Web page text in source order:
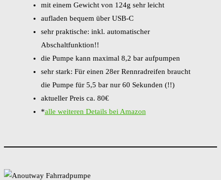
mit einem Gewicht von 124g sehr leicht
aufladen bequem über USB-C
sehr praktische: inkl. automatischer
Abschaltfunktion!!
die Pumpe kann maximal 8,2 bar aufpumpen
sehr stark: Für einen 28er Rennradreifen braucht
die Pumpe für 5,5 bar nur 60 Sekunden (!!)
aktueller Preis ca. 80€
*alle weiteren Details bei Amazon